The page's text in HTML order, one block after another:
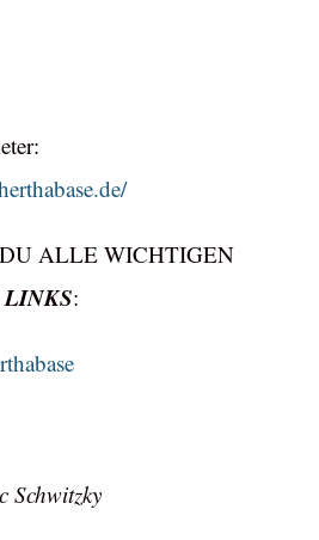
ALLE WICHTIGEN
:
Schwitzky